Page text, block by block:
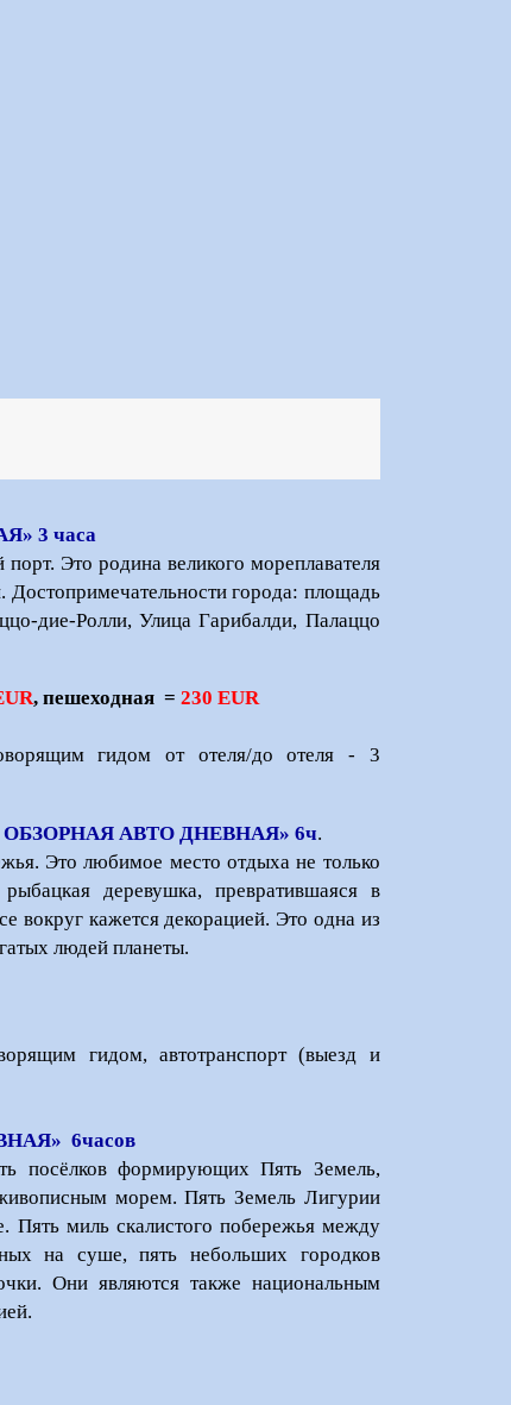
3 часа
Это родина великого мореплавателя
города: площадь
дие-Ролли, Улица Гарибалди, Палаццо
, пешеходная =230 EUR
гидом от отеля/до отеля - 3
АВТО ДНЕВНАЯ» 6ч.
Это любимое место отдыха не только
деревушка, превратившаяся в
вокруг кажется декорацией. Это одна из
людей планеты.
гидом, автотранспорт (выезд и
6часов
посёлков формирующих Пять Земель,
морем. Пять Земель Лигурии
Пять миль скалистого побережья между
на суше, пять небольших городков
Они являются также национальным